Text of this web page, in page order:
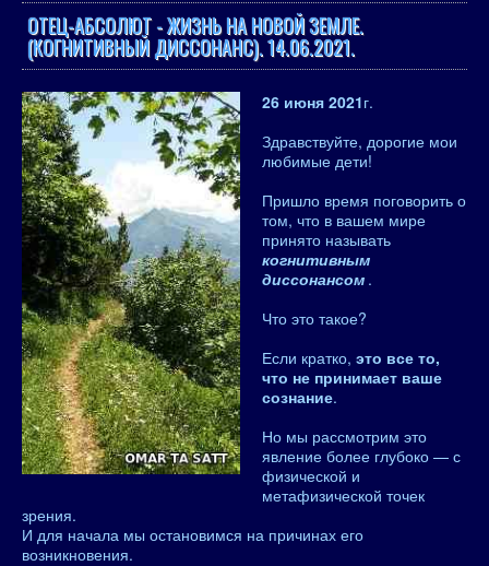
ОТЕЦ-АБСОЛЮТ - ЖИЗНЬ НА НОВОЙ ЗЕМЛЕ.
(КОГНИТИВНЫЙ ДИССОНАНС). 14.06.2021.
26 июня 2021г.
Здравствуйте, дорогие мои
любимые дети!
Пришло время поговорить о
том, что в вашем мире
принято называть
когнитивным
диссонансом .
Что это такое?
Если кратко, это все то,
что не принимает ваше
сознание.
Но мы рассмотрим это
явление более глубоко — с
физической и
метафизической точек
зрения.
И для начала мы остановимся на причинах его
возникновения.